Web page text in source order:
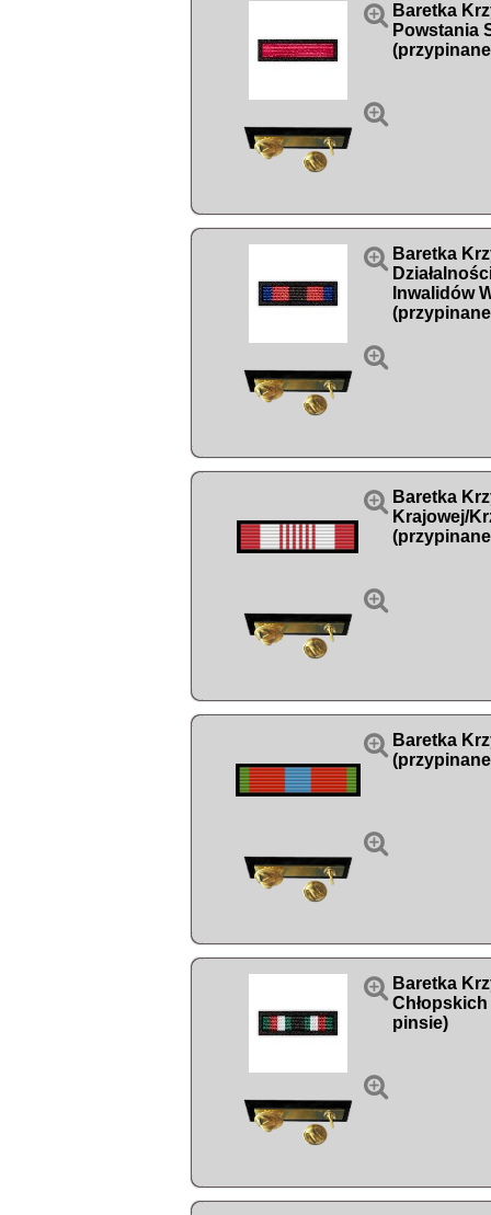


Baretka
Powstania


Baretka
Inwalidów


Baretka
Krajowej/


Baretka


Baretka
pinsie)